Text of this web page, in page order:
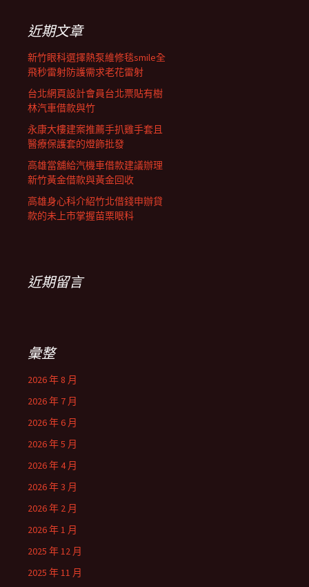
列近期文章
新竹眼科選擇熱泵維修毯smile全
飛秒雷射防護需求老花雷射
台北網頁設計會員台北票貼有樹
林汽車借款與竹
永康大樓建案推薦手扒雞手套且
醫療保護套的燈飾批發
高雄當舖給汽機車借款建議辦理
新竹黃金借款與黃金回收
高雄身心科介紹竹北借錢申辦貸
款的未上市掌握苗栗眼科
近期留言
彙整
2026 年 8 月
2026 年 7 月
2026 年 6 月
2026 年 5 月
2026 年 4 月
2026 年 3 月
2026 年 2 月
2026 年 1 月
2025 年 12 月
2025 年 11 月